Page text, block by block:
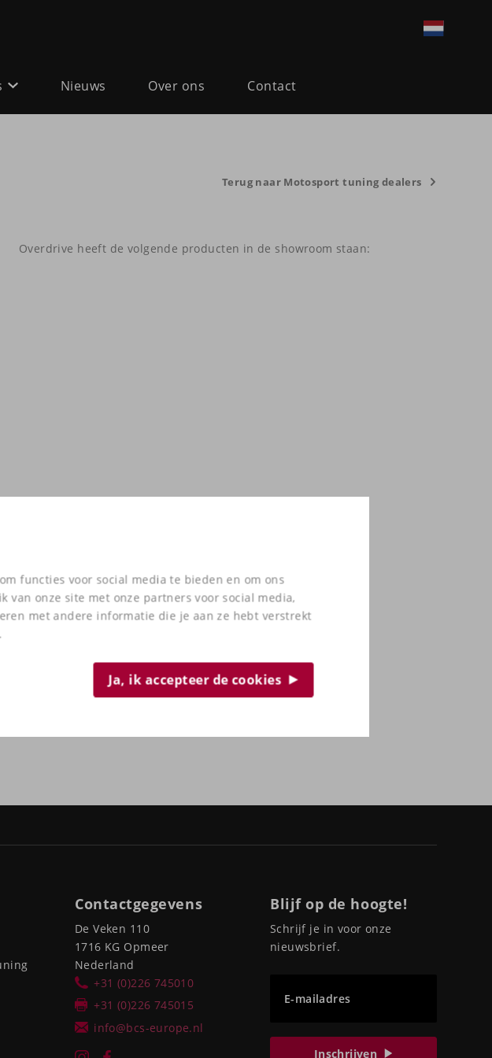
functies voor social media te bieden en om ons
van onze site met onze partners voor social media,
met andere informatie die je aan ze hebt verstrekt
Ja, ik accepteer de cookies
Nieuws Over ons Contact
Terug naar Motosport tuning dealers
Overdrive heeft de volgende producten in de showroom staan:
Contactgegevens
De Veken 110
1716 KG Opmeer
Nederland
+31 (0)226 745010
+31 (0)226 745015
info@bcs-europe.nl
Blijf op de hoogte!
Schrijf je in voor onze
nieuwsbrief.
E-mailadres
Inschrijven